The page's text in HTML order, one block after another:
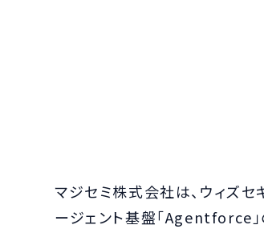
マジセミ株式会社は、ウィズ
ージェント基盤「Agentforce